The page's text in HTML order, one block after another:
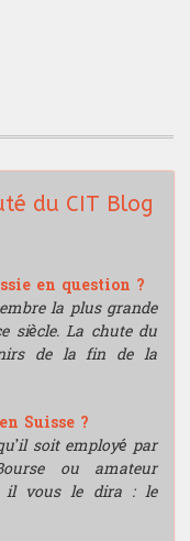
du CIT Blog
en question ?
la plus grande
siècle. La chute du
de la fin de la
Suisse ?
soit employé par
ou amateur
il vous le dira : le